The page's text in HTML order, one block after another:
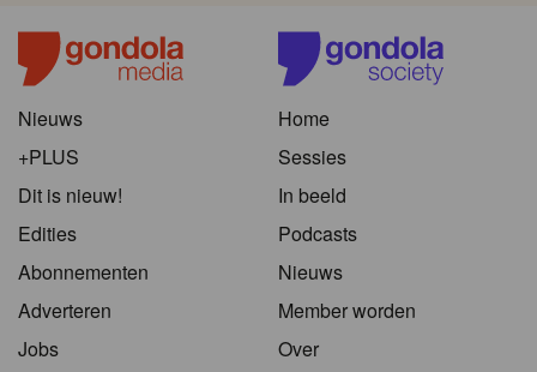
Nieuws
+PLUS
Dit is nieuw!
Edities
Abonnementen
Adverteren
Jobs
Home
Sessies
In beeld
Podcasts
Nieuws
Member worden
Over